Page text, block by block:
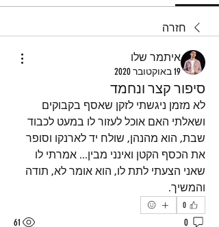
חזרה
איתמר שלו
19 באוקטובר 2020
סיפור קצר ונחמד
והמשיך.
0
0
61